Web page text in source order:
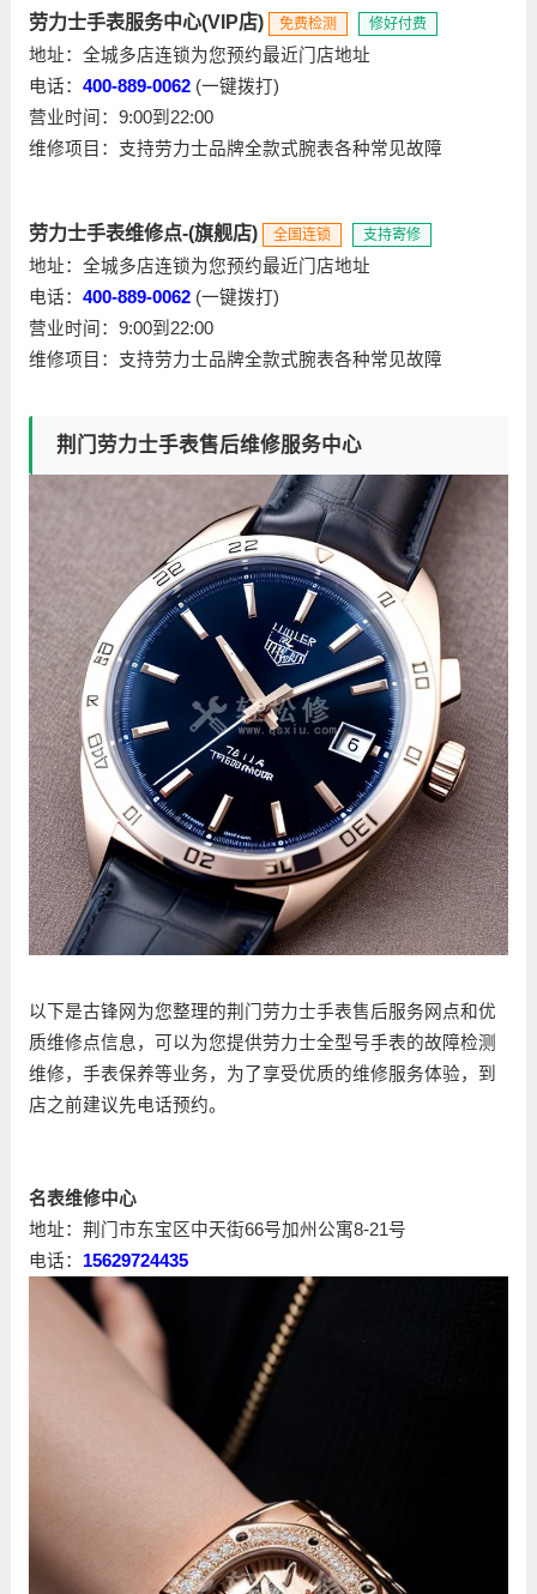
劳力士手表服务中心(VIP店) 免费检测 修好付费
地址：全城多店连锁为您预约最近门店地址
电话： 400-889-0062(一键拨打)
营业时间：9:00到22:00
维修项目：支持劳力士品牌全款式腕表各种常见故障
劳力士手表维修点-(旗舰店) 全国连锁 支持寄修
地址：全城多店连锁为您预约最近门店地址
电话： 400-889-0062(一键拨打)
营业时间：9:00到22:00
维修项目：支持劳力士品牌全款式腕表各种常见故障
荆门劳力士手表售后维修服务中心
以下是古锋网为您整理的荆门劳力士手表售后服务网点和优
质维修点信息，可以为您提供劳力士全型号手表的故障检测
维修，手表保养等业务，为了享受优质的维修服务体验，到
店之前建议先电话预约。
名表维修中心
地址：荆门市东宝区中天街66号加州公寓8-21号
电话： 15629724435